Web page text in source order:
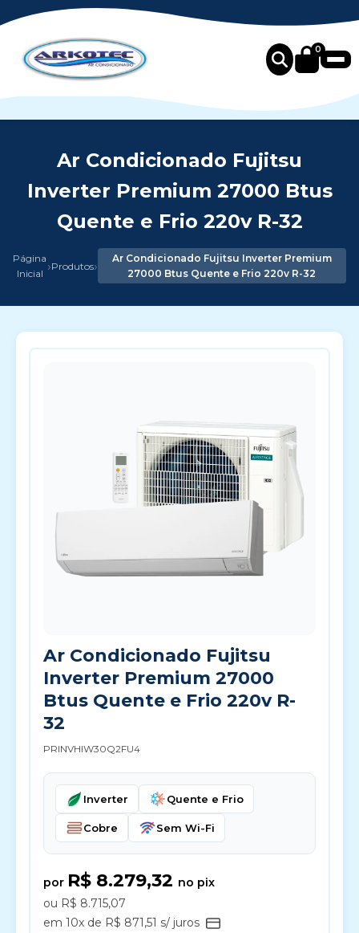
0
Ar Condicionado Fujitsu
Inverter Premium 27000 Btus
Quente e Frio 220v R-32
Página
Inicial ›Produtos›
Ar Condicionado Fujitsu Inverter Premium
27000 Btus Quente e Frio 220v R-32
Ar Condicionado Fujitsu
Inverter Premium 27000
Btus Quente e Frio 220v R-
32
PRINVHIW30Q2FU4
Inverter Quente e Frio
Cobre Sem Wi-Fi
por R$ 8.279,32 no pix
ou R$ 8.715,07
em 10x de R$ 871,51 s/ juros